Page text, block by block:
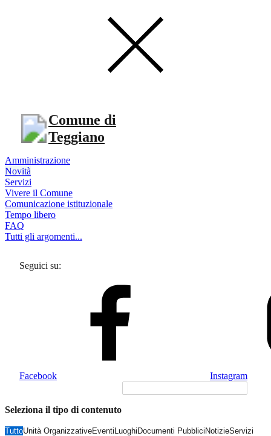
Comune di
Teggiano
Amministrazione
Novità
Servizi
Vivere il Comune
Comunicazione istituzionale
Tempo libero
FAQ
Tutti gli argomenti...
Seguici su:
Facebook Instagram
Seleziona il tipo di contenuto
TuttoUnità OrganizzativeEventi Luoghi Documenti Pubblici NotizieServizi